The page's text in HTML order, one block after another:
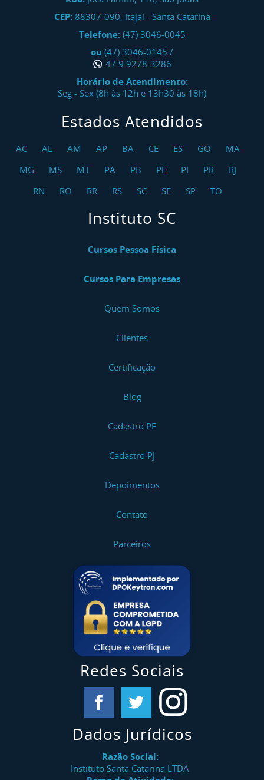
CEP: 88307-090, Itajaí- Santa Catarina
Telefone: (47) 3046-0045
ou (47) 3046-0145 /
47 9 9278-3286
Horário de Atendimento:
Seg - Sex (8h às 12h e 13h30 às 18h)
Estados Atendidos
AC AL AM AP BA CE ES GO
MA
MG
MS MT PA PB PE PI PR
RJ
RN
RO RR RS SC SE SP TO
Instituto SC
Cursos Pessoa Física
Cursos Para Empresas
Quem Somos
Clientes
Certificação
Blog
Cadastro PF
Cadastro PJ
Depoimentos
Contato
Parceiros
Redes Sociais
Dados Jurídicos
Razão Social:
Instituto Santa Catarina LTDA